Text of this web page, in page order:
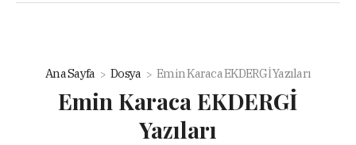
Ana Sayfa Dosya Emin Karaca EKDERGİ Yazıları
Emin Karaca EKDERGİ
Yazıları